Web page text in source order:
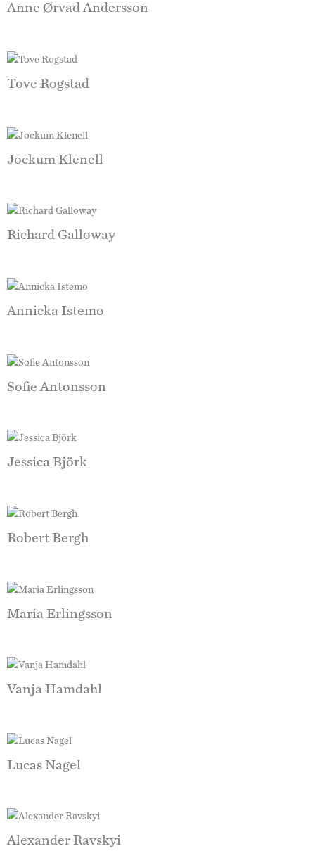
Anne Ørvad Andersson
Tove Rogstad
Jockum Klenell
Richard Galloway
Annicka Istemo
Sofie Antonsson
Jessica Björk
Robert Bergh
Maria Erlingsson
Vanja Hamdahl
Lucas Nagel
Alexander Ravskyi